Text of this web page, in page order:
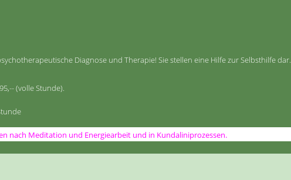
Diagnose und Therapie! Sie stellen eine Hilfe zur Selbsthilfe dar.
(volle Stunde).
nach Meditation und Energiearbeit und in Kundaliniprozessen.